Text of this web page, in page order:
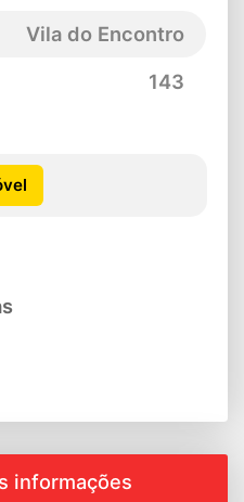
Vila do Encontro
143
informações